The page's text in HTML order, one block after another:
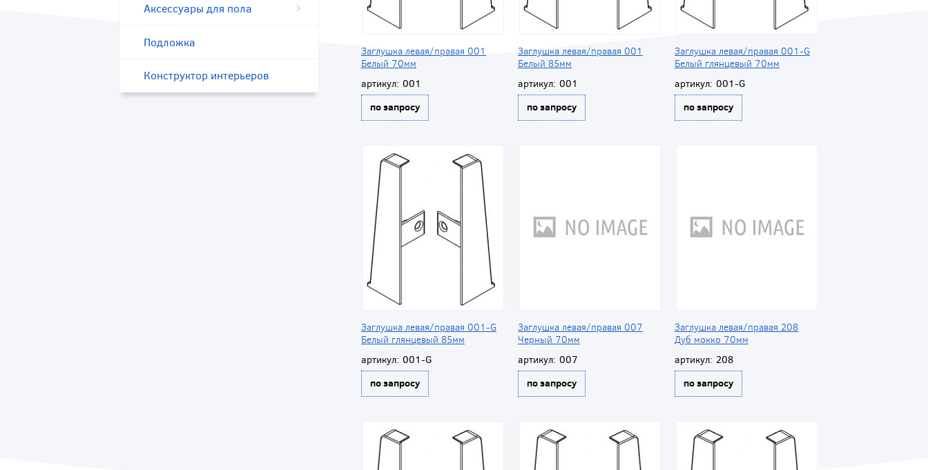
Аксессуары для пола
Подложка
Конструктор интерьеров
Заглушка левая/правая 001
Белый 70мм
артикул: 001
по запросу
Заглушка левая/правая 001
Белый 85мм
артикул: 001
по запросу
Заглушка левая/правая 001-G
Белый глянцевый 70мм
артикул: 001-G
по запросу
Заглушка левая/правая 001-G
Белый глянцевый 85мм
артикул: 001-G
по запросу
Заглушка левая/правая 007
Черный 70мм
артикул: 007
по запросу
Заглушка левая/правая 208
Дуб мокко 70мм
артикул: 208
по запросу